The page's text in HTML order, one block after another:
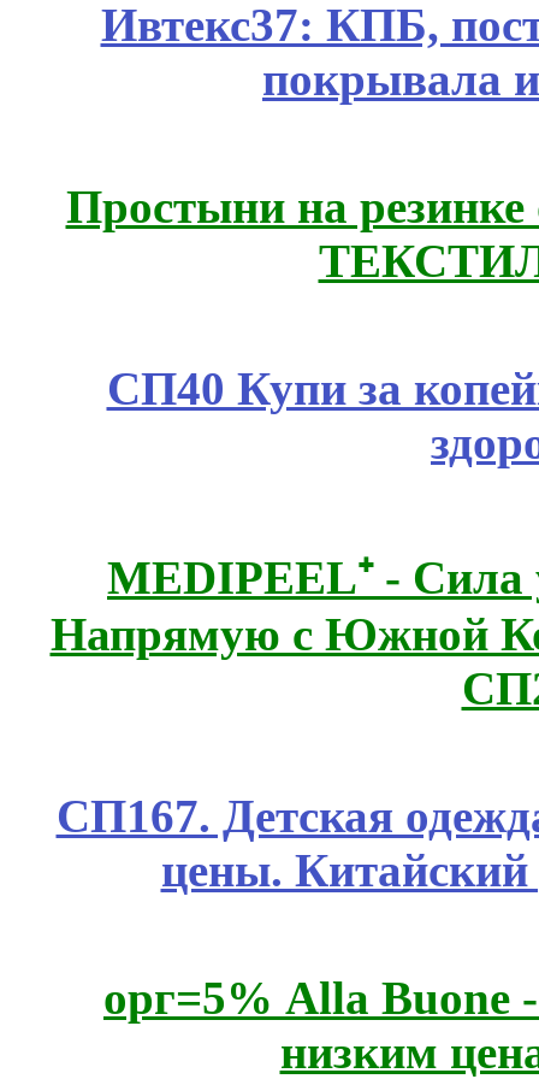
Ивтекс37: КПБ,
покрывала
Простыни на
СП40 Купи за
MEDIPEEL⁺ - Сила
Напрямую с Южной
СП167. Детская
цены.
орг=5% Alla Buone
низким